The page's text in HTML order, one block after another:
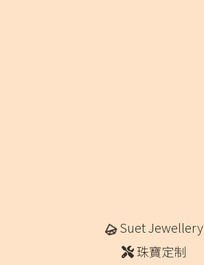
Suet Jewellery
珠寶定制